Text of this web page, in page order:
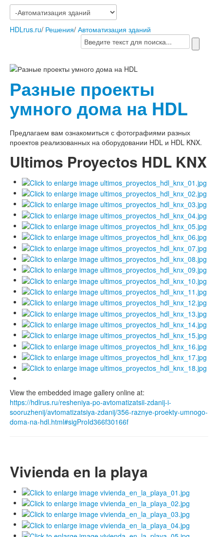
HDLrus.ru/ Решения/ Автоматизация зданий
Разные проекты
умного дома на HDL
Предлагаем вам ознакомиться с фотографиями разных
проектов реализованных на оборудовании HDL и HDL KNX.
Ultimos Proyectos HDL KNX
View the embedded image gallery online at:
https://hdlrus.ru/resheniya-po-avtomatizatsii-zdanij-i-
sooruzhenij/avtomatizatsiya-zdanij/356-raznye-proekty-umnogo-
doma-na-hdl.html#sigProId366f30166f
Vivienda en la playa